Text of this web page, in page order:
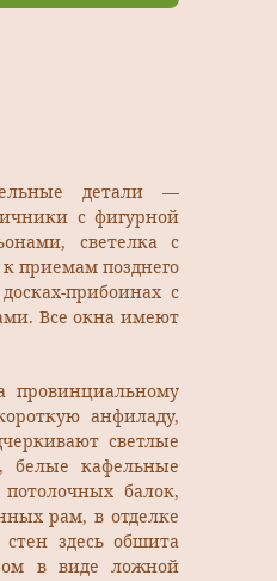
детали —
с фигурной
светелка с
приемам позднего
прибоинах с
Все окна имеют
провинциальному
анфиладу,
светлые
белые кафельные
балок,
рам, в отделке
здесь обшита
в виде ложной